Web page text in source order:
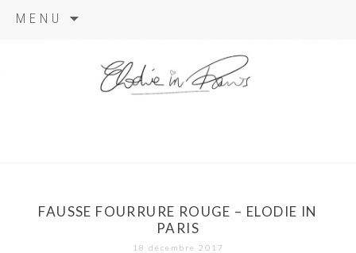
MENU
FAUSSE FOURRURE ROUGE – ELODIE IN
PARIS
18 décembre 2017